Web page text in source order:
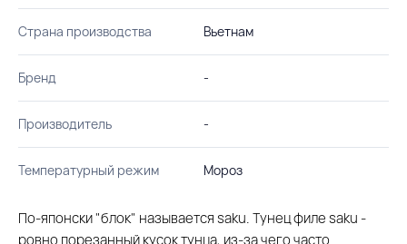
Страна производства Вьетнам
Бренд -
Производитель -
Температурный режим Мороз
По-японски "блок" называется saku. Тунец филе saku -
ровно порезанный кусок тунца, из-за чего часто